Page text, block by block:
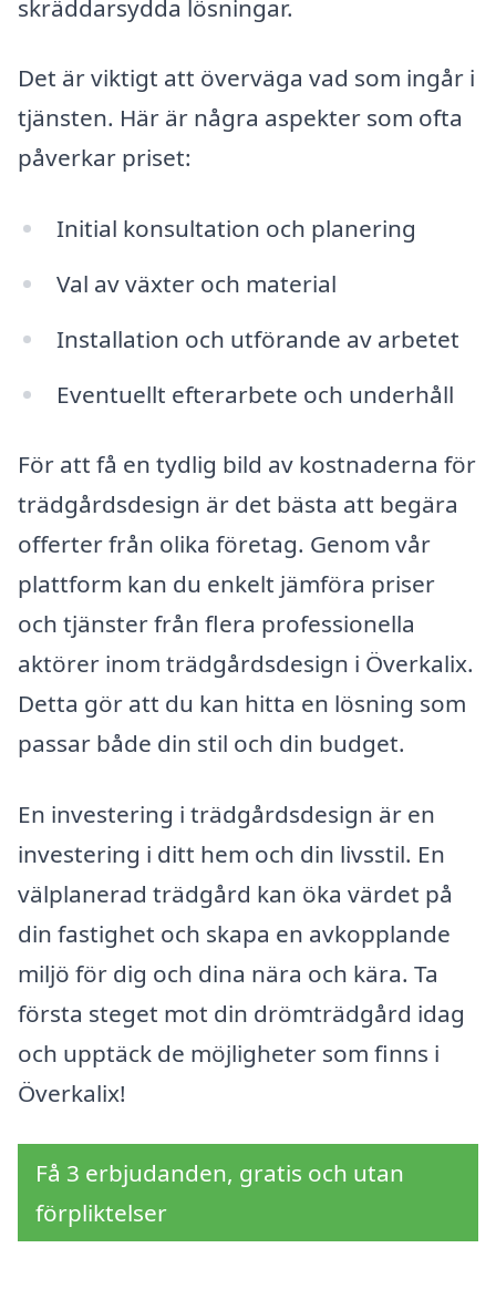
skräddarsydda lösningar.
Det är viktigt att överväga vad som ingår i
tjänsten. Här är några aspekter som ofta
påverkar priset:
Initial konsultation och planering
Val av växter och material
Installation och utförande av arbetet
Eventuellt efterarbete och underhåll
För att få en tydlig bild av kostnaderna för
trädgårdsdesign är det bästa att begära
offerter från olika företag. Genom vår
plattform kan du enkelt jämföra priser
och tjänster från flera professionella
aktörer inom trädgårdsdesign i Överkalix.
Detta gör att du kan hitta en lösning som
passar både din stil och din budget.
En investering i trädgårdsdesign är en
investering i ditt hem och din livsstil. En
välplanerad trädgård kan öka värdet på
din fastighet och skapa en avkopplande
miljö för dig och dina nära och kära. Ta
första steget mot din drömträdgård idag
och upptäck de möjligheter som finns i
Överkalix!
Få 3 erbjudanden, gratis och utan
förpliktelser